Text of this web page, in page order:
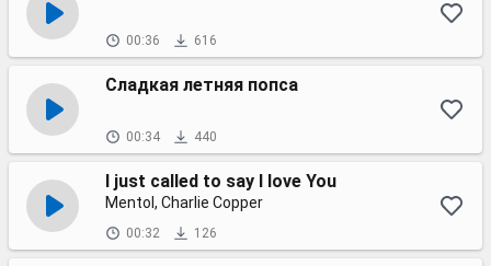
00:36 616
Сладкая летняя попса
00:34 440
I just called to say I love You
Mentol, Charlie Copper
00:32 126